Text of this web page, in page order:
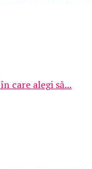
care alegi să...